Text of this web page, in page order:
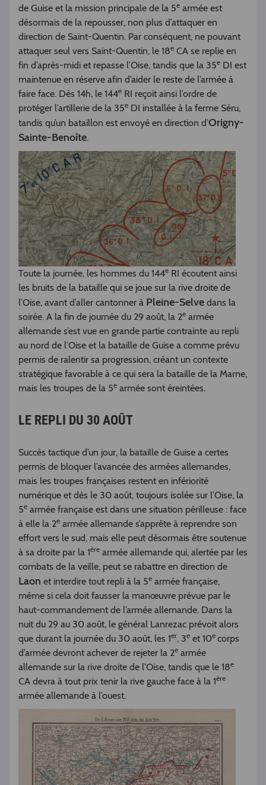
de Guise et la mission principale de la 5e armée est
désormais de la repousser, non plus d’attaquer en
direction de Saint-Quentin. Par conséquent, ne pouvant
attaquer seul vers Saint-Quentin, le 18e CA se replie en
fin d’après-midi et repasse l’Oise, tandis que la 35e DI est
maintenue en réserve afin d’aider le reste de l’armée à
faire face. Dès 14h, le 144e RI reçoit ainsi l’ordre de
protéger l’artillerie de la 35e DI installée à la ferme Séru,
tandis qu’un bataillon est envoyé en direction d’Origny-
Sainte-Benoîte.
Toute la journée, les hommes du 144e RI écoutent ainsi
les bruits de la bataille qui se joue sur la rive droite de
l’Oise, avant d’aller cantonner à Pleine-Selve dans la
soirée. A la fin de journée du 29 août, la 2e armée
allemande s’est vue en grande partie contrainte au repli
au nord de l’Oise et la bataille de Guise a comme prévu
permis de ralentir sa progression, créant un contexte
stratégique favorable à ce qui sera la bataille de la Marne,
mais les troupes de la 5e armée sont éreintées.
LE REPLI DU 30 AOÛT
Succès tactique d’un jour, la bataille de Guise a certes
permis de bloquer l’avancée des armées allemandes,
mais les troupes françaises restent en infériorité
numérique et dès le 30 août, toujours isolée sur l’Oise, la
5e armée française est dans une situation périlleuse : face
à elle la 2e armée allemande s’apprête à reprendre son
effort vers le sud, mais elle peut désormais être soutenue
à sa droite par la 1ère armée allemande qui, alertée par les
combats de la veille, peut se rabattre en direction de
Laon et interdire tout repli à la 5e armée française,
même si cela doit fausser la manœuvre prévue par le
haut-commandement de l’armée allemande. Dans la
nuit du 29 au 30 août, le général Lanrezac prévoit alors
que durant la journée du 30 août, les 1er, 3e et 10e corps
d’armée devront achever de rejeter la 2e armée
allemande sur la rive droite de l’Oise, tandis que le 18e
CA devra à tout prix tenir la rive gauche face à la 1ère
armée allemande à l’ouest.